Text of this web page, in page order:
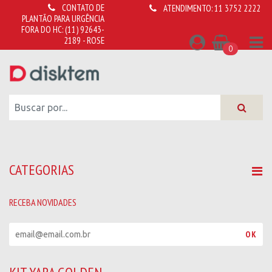
CONTATO DE
PLANTÃO PARA URGÊNCIA
FORA DO HC:(11) 92643-
2189 - ROSE
ATENDIMENTO:11 3752 2222
0
CATEGORIAS
RECEBA NOVIDADES
OK